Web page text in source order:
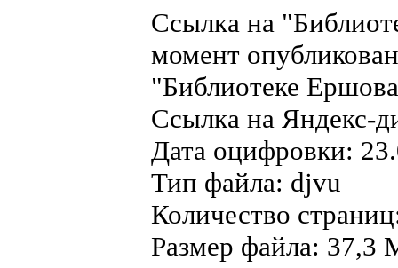
Ссылка на
момент
"Библиотеке
Ссылка на Яндекс-
Дата оцифровки:
Тип файла: djvu
Количество
Размер файла: 37,3